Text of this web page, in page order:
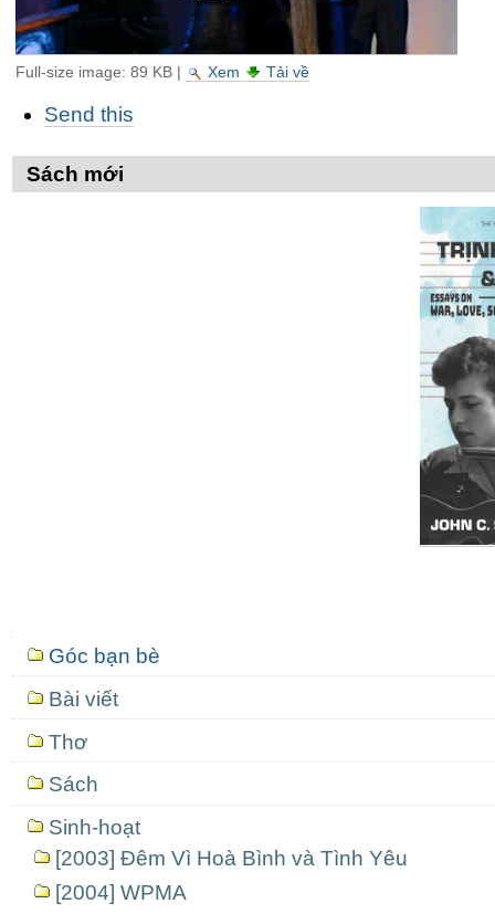
Full-size image: 89 KB | Xem Tải về
thao
trên
Tài
Send this
Sách mới
Mục
định
hướng
Góc bạn bè
Bài viết
Thơ
Sách
Sinh-hoạt
[2003] Đêm Vì Hoà Bình và Tình Yêu
[2004] WPMA